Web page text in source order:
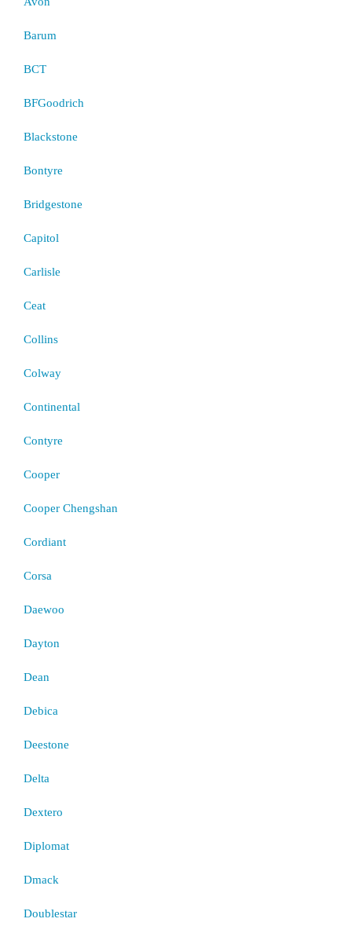
Barum
BCT
BFGoodrich
Blackstone
Bontyre
Bridgestone
Capitol
Carlisle
Ceat
Collins
Colway
Continental
Contyre
Cooper
Cooper Chengshan
Cordiant
Corsa
Daewoo
Dayton
Dean
Debica
Deestone
Delta
Dextero
Diplomat
Dmack
Doublestar